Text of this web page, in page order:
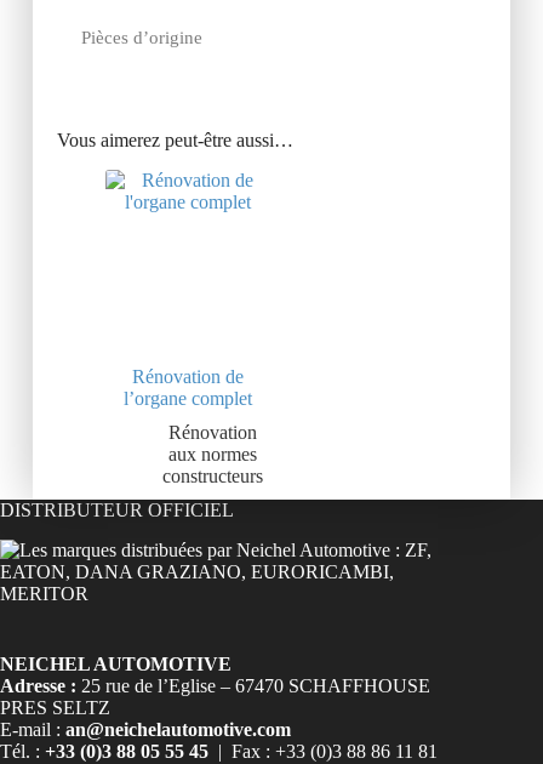
Pièces d’origine
Vous aimerez peut-être aussi…
Rénovation de
l’organe complet
Rénovation
aux normes
constructeurs
DISTRIBUTEUR OFFICIEL
NEICHEL AUTOMOTIVE
Adresse : 25 rue de l’Eglise – 67470 SCHAFFHOUSE
PRES SELTZ
E-mail : an@neichelautomotive.com
Tél. : +33 (0)3 88 05 55 45 | Fax : +33 (0)3 88 86 11 81